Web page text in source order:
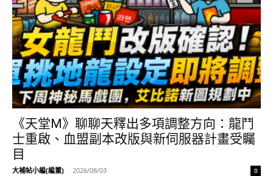
《天堂M》聊聊天釋出多項調整方向：龍鬥
士重啟、血盟副本改版與新伺服器計畫受矚
目
大補帖小編(編董) - 2026/08/03 0